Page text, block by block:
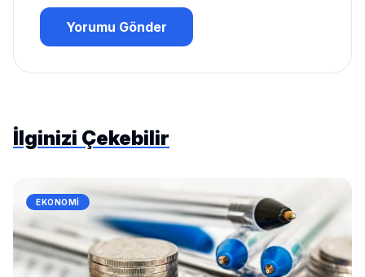
Yorumu Gönder
İlginizi Çekebilir
EKONOMI